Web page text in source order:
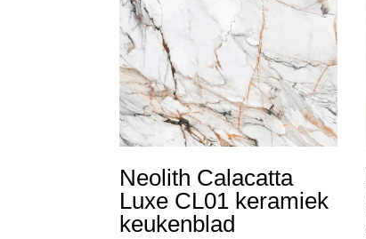
Neolith Calacatta
Luxe CL01 keramiek
keukenblad